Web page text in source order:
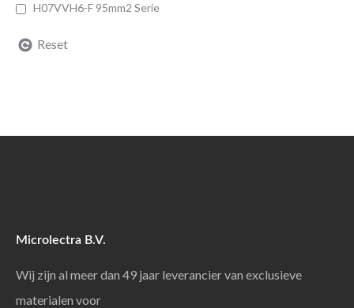
H07VVH6-F 95mm2 Serie
Reset
Microlectra B.V.
Wij zijn al meer dan 49 jaar leverancier van exclusieve
materialen voor